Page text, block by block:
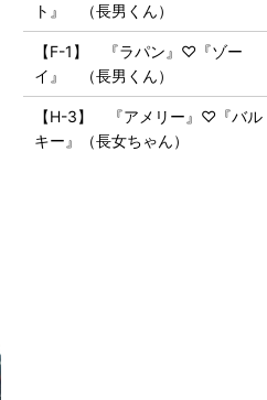
ト』 （長男くん）
【F-1】 『ラパン』♡『ゾー
イ』 （長男くん）
【H-3】 『アメリー』♡『バル
キー』（長女ちゃん）